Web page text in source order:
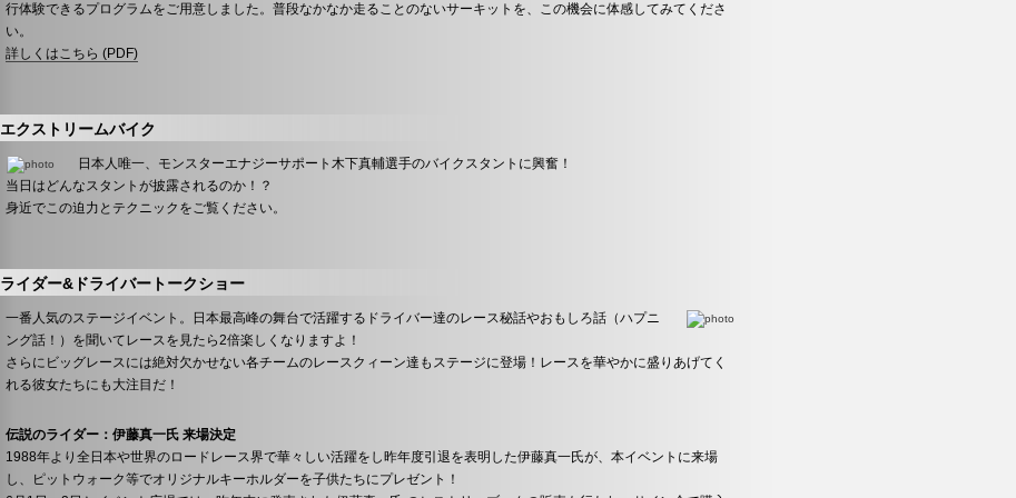
行体験できるプログラムをご用意しました。普段なかなか走ることのないサーキットを、この機会に体感してみてくださ
い。
詳しくはこちら (PDF)
エクストリームバイク
日本人唯一、モンスターエナジーサポート木下真輔選手のバイクスタントに興奮！
当日はどんなスタントが披露されるのか！？
身近でこの迫力とテクニックをご覧ください。
ライダー&ドライバートークショー
一番人気のステージイベント。日本最高峰の舞台で活躍するドライバー達のレース秘話やおもしろ話（ハプニ
ング話！）を聞いてレースを見たら2倍楽しくなりますよ！
さらにビッグレースには絶対欠かせない各チームのレースクィーン達もステージに登場！レースを華やかに盛りあげてく
れる彼女たちにも大注目だ！
伝説のライダー：伊藤真一氏 来場決定
1988年より全日本や世界のロードレース界で華々しい活躍をし昨年度引退を表明した伊藤真一氏が、本イベントに来場
し、ピットウォーク等でオリジナルキーホルダーを子供たちにプレゼント！